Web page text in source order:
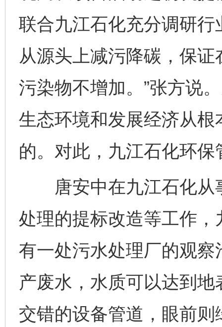
联合九江石化充分调研
从源头上减污降碳，保
污染物不增加。”张方说
生态环境和发展经济从
的。对此，九江石化环
唐安中在九江石化从
处理的提标改造等工作
有一处污水处理厂的观
产废水，水质可以达到
交错的设备管道，眼前